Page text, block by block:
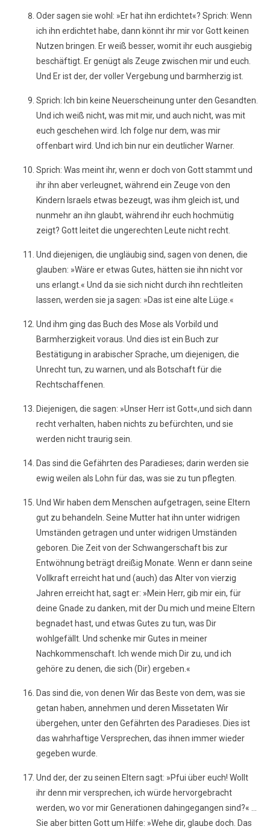
Oder sagen sie wohl: »Er hat ihn erdichtet«? Sprich: Wenn
ich ihn erdichtet habe, dann könnt ihr mir vor Gott keinen
Nutzen bringen. Er weiß besser, womit ihr euch ausgiebig
beschäftigt. Er genügt als Zeuge zwischen mir und euch.
Und Er ist der, der voller Vergebung und barmherzig ist.
Sprich: Ich bin keine Neuerscheinung unter den Gesandten.
Und ich weiß nicht, was mit mir, und auch nicht, was mit
euch geschehen wird. Ich folge nur dem, was mir
offenbart wird. Und ich bin nur ein deutlicher Warner.
Sprich: Was meint ihr, wenn er doch von Gott stammt und
ihr ihn aber verleugnet, während ein Zeuge von den
Kindern Israels etwas bezeugt, was ihm gleich ist, und
nunmehr an ihn glaubt, während ihr euch hochmütig
zeigt? Gott leitet die ungerechten Leute nicht recht.
Und diejenigen, die ungläubig sind, sagen von denen, die
glauben: »Wäre er etwas Gutes, hätten sie ihn nicht vor
uns erlangt.« Und da sie sich nicht durch ihn rechtleiten
lassen, werden sie ja sagen: »Das ist eine alte Lüge.«
Und ihm ging das Buch des Mose als Vorbild und
Barmherzigkeit voraus. Und dies ist ein Buch zur
Bestätigung in arabischer Sprache, um diejenigen, die
Unrecht tun, zu warnen, und als Botschaft für die
Rechtschaffenen.
Diejenigen, die sagen: »Unser Herr ist Gott«,und sich dann
recht verhalten, haben nichts zu befürchten, und sie
werden nicht traurig sein.
Das sind die Gefährten des Paradieses; darin werden sie
ewig weilen als Lohn für das, was sie zu tun pflegten.
Und Wir haben dem Menschen aufgetragen, seine Eltern
gut zu behandeln. Seine Mutter hat ihn unter widrigen
Umständen getragen und unter widrigen Umständen
geboren. Die Zeit von der Schwangerschaft bis zur
Entwöhnung beträgt dreißig Monate. Wenn er dann seine
Vollkraft erreicht hat und (auch) das Alter von vierzig
Jahren erreicht hat, sagt er: »Mein Herr, gib mir ein, für
deine Gnade zu danken, mit der Du mich und meine Eltern
begnadet hast, und etwas Gutes zu tun, was Dir
wohlgefällt. Und schenke mir Gutes in meiner
Nachkommenschaft. Ich wende mich Dir zu, und ich
gehöre zu denen, die sich (Dir) ergeben.«
Das sind die, von denen Wir das Beste von dem, was sie
getan haben, annehmen und deren Missetaten Wir
übergehen, unter den Gefährten des Paradieses. Dies ist
das wahrhaftige Versprechen, das ihnen immer wieder
gegeben wurde.
Und der, der zu seinen Eltern sagt: »Pfui über euch! Wollt
ihr denn mir versprechen, ich würde hervorgebracht
werden, wo vor mir Generationen dahingegangen sind?« ...
Sie aber bitten Gott um Hilfe: »Wehe dir, glaube doch. Das